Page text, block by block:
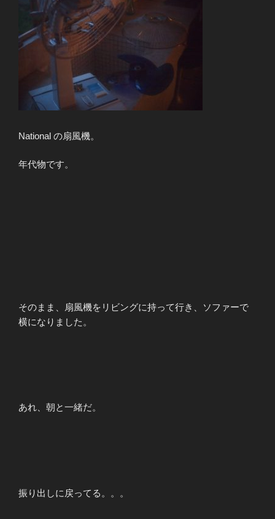
National の扇風機。
年代物です。
そのまま、扇風機をリビングに持って行き、ソファーで
横になりました。
あれ、朝と一緒だ。
振り出しに戻ってる。。。